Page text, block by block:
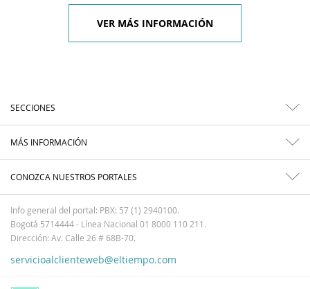
VER MÁS INFORMACIÓN
SECCIONES
MÁS INFORMACIÓN
CONOZCA NUESTROS PORTALES
Info general del portal: PBX: 57 (1) 2940100.
Bogotá 5714444 - Línea Nacional 01 8000 110 211.
Dirección: Av. Calle 26 # 68B-70.
servicioalclienteweb@eltiempo.com